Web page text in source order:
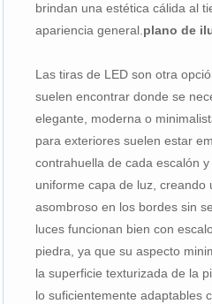
brindan una estética cálida al
apariencia general. plano de
Las tiras de LED son otra
suelen encontrar donde se
elegante, moderna o
para exteriores suelen estar
contrahuella de cada escalón
uniforme capa de luz, creando
asombroso en los bordes sin
luces funcionan bien con
piedra, ya que su aspecto
la superficie texturizada de la
lo suficientemente adaptables